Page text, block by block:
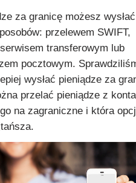
za granicę możesz
przelewem SWIFT,
transferowym lub
pocztowym.
wysłać pieniądze za
przelać pieniądze z konta
na zagraniczne i która